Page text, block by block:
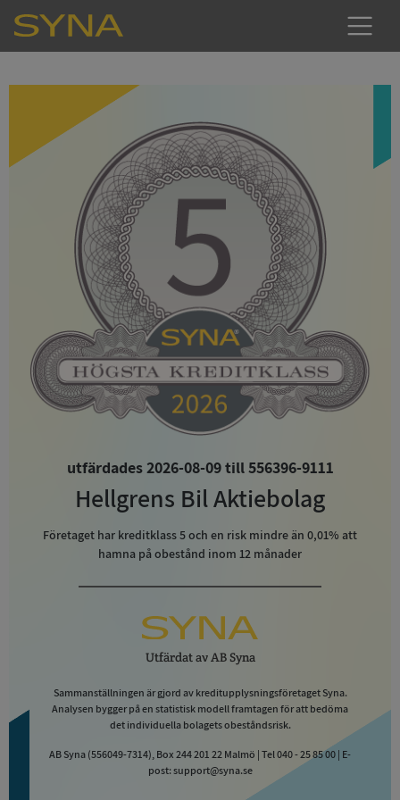
utfärdades 2026-08-09 till 556396-9111
Hellgrens Bil Aktiebolag
Företaget har kreditklass5och en risk mindre än 0,01% att
hamna på obestånd inom 12 månader
Utfärdat avAB Syna
Sammanställningen är gjord av kreditupplysningsföretaget Syna.
Analysen bygger på en statistisk modell framtagen för att bedöma
det individuella bolagets obeståndsrisk.
AB Syna (556049-7314), Box 244 201 22 Malmö | Tel 040 - 25 85 00 | E-
post: support@syna.se